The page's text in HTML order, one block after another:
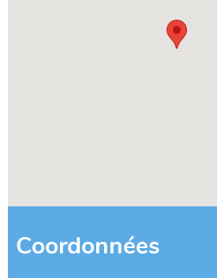
Coordonnées